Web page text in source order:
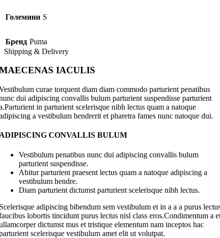
Големини S
Бренд Puma
Shipping & Delivery
IACULIS
curae torquent diam diam commodo parturient penatibus
dui adipiscing convallis bulum parturient suspendisse parturient
in parturient scelerisque nibh lectus quam a natoque
a vestibulum hendrerit et pharetra fames nunc natoque dui.
CONVALLIS BULUM
Vestibulum penatibus nunc dui adipiscing convallis bulum
parturient suspendisse.
Abitur parturient praesent lectus quam a natoque adipiscing a
vestibulum hendre.
Diam parturient dictumst parturient scelerisque nibh lectus.
adipiscing bibendum sem vestibulum et in a a a purus
lobortis tincidunt purus lectus nisl class eros.Condimentum a
dictumst mus et tristique elementum nam inceptos hac
scelerisque vestibulum amet elit ut volutpat.